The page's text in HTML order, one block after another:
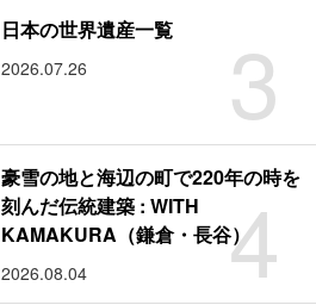
3
日本の世界遺産一覧
2026.07.26
4
豪雪の地と海辺の町で220年の時を
刻んだ伝統建築 : WITH
KAMAKURA（鎌倉・長谷）
2026.08.04